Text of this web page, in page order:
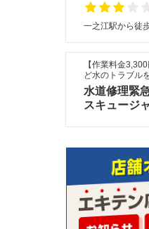
一之江駅から徒
【作業料金
ど水のトラブル
水道修理緊
スキュージ